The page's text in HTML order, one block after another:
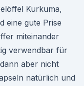
Kurkuma,
eine gute Prise
miteinander
verwendbar für
aber nicht
natürlich und